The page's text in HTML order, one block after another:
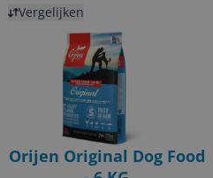
Vergelijken
Orijen Original Dog Food